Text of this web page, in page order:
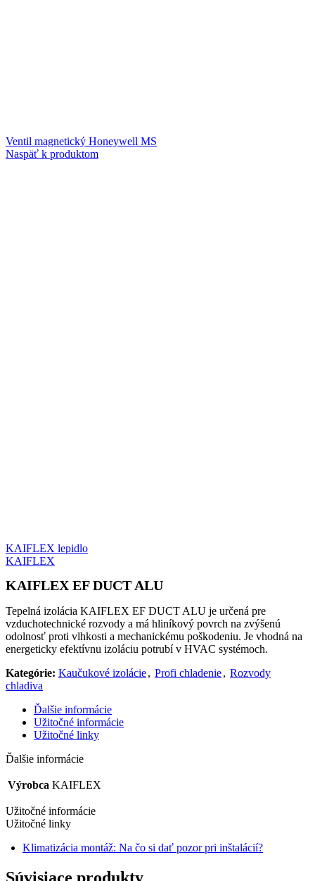
Ventil magnetický Honeywell MS
Naspäť k produktom
KAIFLEX lepidlo
KAIFLEX
KAIFLEX EF DUCT ALU
Tepelná izolácia KAIFLEX EF DUCT ALU je určená pre
vzduchotechnické rozvody a má hliníkový povrch na zvýšenú
odolnosť proti vlhkosti a mechanickému poškodeniu. Je vhodná na
energeticky efektívnu izoláciu potrubí v HVAC systémoch.
Kategórie: Kaučukové izolácie, Profi chladenie, Rozvody
chladiva
Ďalšie informácie
Užitočné informácie
Užitočné linky
Ďalšie informácie
Výrobca KAIFLEX
Užitočné informácie
Užitočné linky
Klimatizácia montáž: Na čo si dať pozor pri inštalácií?